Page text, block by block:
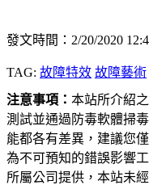
發文時間：2/20/2020
TAG: 故障特效 故障藝術
注意事項： 本站所介紹
測試並通過防毒軟體掃
能都各有差異，建議您
為不可預知的錯誤影響
所屬公司提供，本站未